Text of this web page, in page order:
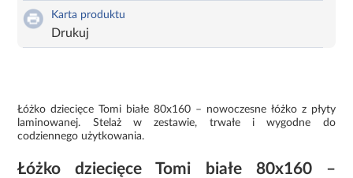
Karta produktu
Drukuj
Łóżko dziecięce Tomi białe 80x160 – nowoczesne łóżko z płyty
laminowanej. Stelaż w zestawie, trwałe i wygodne do
codziennego użytkowania.
Łóżko dziecięce Tomi białe 80x160 –